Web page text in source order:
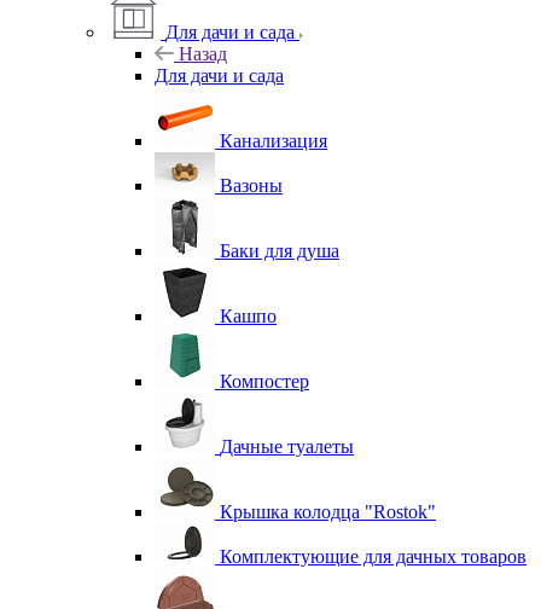
Для дачи и сада
Назад
Для дачи и сада
Канализация
Вазоны
Баки для душа
Кашпо
Компостер
Дачные туалеты
Крышка колодца "Rostok"
Комплектующие для дачных товаров